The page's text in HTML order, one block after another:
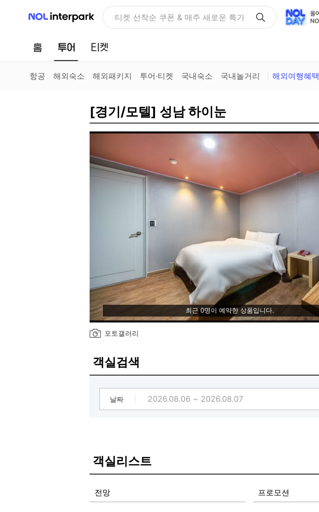
NOL 인터파크 NOLDAY, 최대 70% 여행 혜택
홈 투어
항공 해외숙소 해외패키지 투어·티켓 국내숙소 국내놀거리 해외여행혜택
[경기/모텔] 성남 하이눈
최근 0명이 예약한 상품입니다.
포토갤러리
객실검색
날짜
객실리스트
전망 프로모션